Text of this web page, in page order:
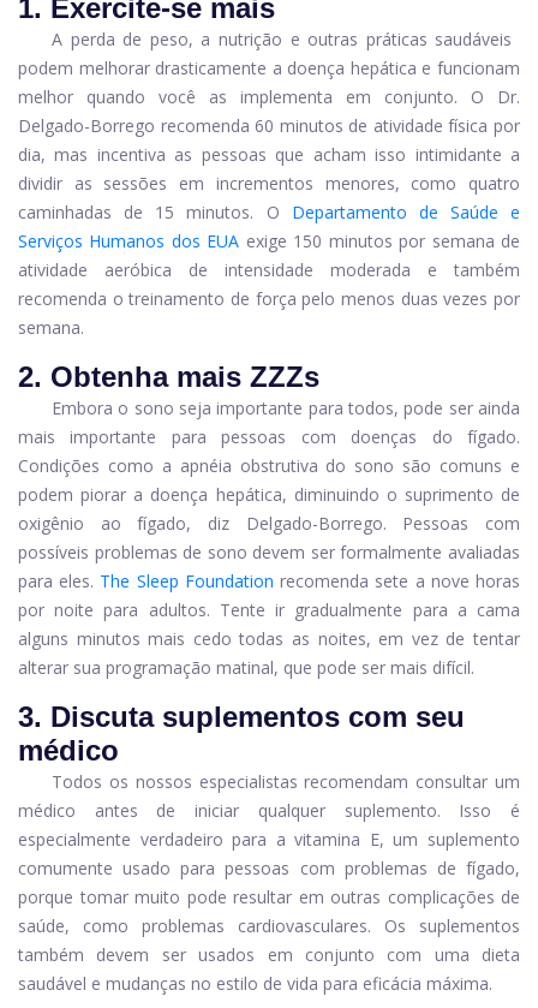
1. Exercite-se mais
A perda de peso, a nutrição e outras práticas saudáveis ​​
podem melhorar drasticamente a doença hepática e funcionam
melhor quando você as implementa em conjunto. O Dr.
Delgado-Borrego recomenda 60 minutos de atividade física por
dia, mas incentiva as pessoas que acham isso intimidante a
dividir as sessões em incrementos menores, como quatro
caminhadas de 15 minutos. O
Departamento de Saúde e
Serviços Humanos dos EUA exige 150 minutos por semana de
atividade aeróbica de intensidade moderada e também
recomenda o treinamento de força pelo menos duas vezes por
semana.
2. Obtenha mais ZZZs
Embora o sono seja importante para todos, pode ser ainda
mais importante para pessoas com doenças do fígado.
Condições como a apnéia obstrutiva do sono são comuns e
podem piorar a doença hepática, diminuindo o suprimento de
oxigênio ao fígado, diz Delgado-Borrego. Pessoas com
possíveis problemas de sono devem ser formalmente avaliadas
para eles. The Sleep Foundation recomenda sete a nove horas
por noite para adultos. Tente ir gradualmente para a cama
alguns minutos mais cedo todas as noites, em vez de tentar
alterar sua programação matinal, que pode ser mais difícil.
3. Discuta suplementos com seu
médico
Todos os nossos especialistas recomendam consultar um
médico antes de iniciar qualquer suplemento. Isso é
especialmente verdadeiro para a vitamina E, um suplemento
comumente usado para pessoas com problemas de fígado,
porque tomar muito pode resultar em outras complicações de
saúde, como problemas cardiovasculares. Os suplementos
também devem ser usados ​​em conjunto com uma dieta
saudável e mudanças no estilo de vida para eficácia máxima.